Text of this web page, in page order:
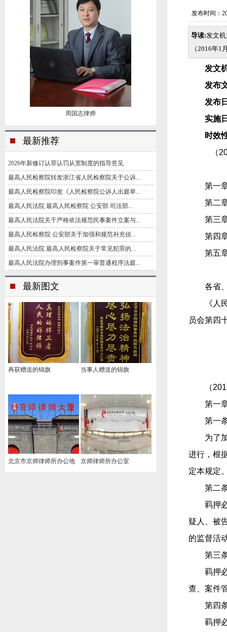
周国志律师
最新推荐
2026年新修订认罪认罚从宽制度的指导意见
最高人民检察院转发浙江省人民检察院关于公诉...
最高人民检察院印发《人民检察院公诉人出庭举...
最高人民法院 最高人民检察院 公安部 司法部...
最高人民法院关于严格依法规范民事案件立案与...
最高人民检察院 公安部关于加强和规范补充侦...
最高人民法院 最高人民检察院关于常见犯罪的...
最高人民法院办理刑事案件第一审普通程序法庭...
最新图文
再获赠送的锦旗 当事人赠送的锦旗
北京市京师律师所办公地
京师律师所办公室
发布时间：
导读:发文
（2016年
发文
发布
发布
实施
时效
（
第一
第二
第三
第四
第五
各省
《人
员会第四
（
第一
第一
为了
进行，根
定本规定
第二
羁押
疑人、被
的监督活
第三
羁押
查、案件
第四
羁押